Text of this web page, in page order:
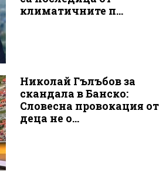
климатичните п...
Николай Гълъбов за
скандала в Банско:
Словесна провокация от
деца не о...